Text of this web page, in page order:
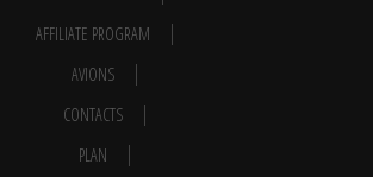
AFFILIATE PROGRAM
AVIONS
CONTACTS
PLAN